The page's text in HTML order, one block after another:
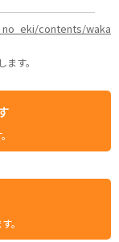
contents/waka
す。
。